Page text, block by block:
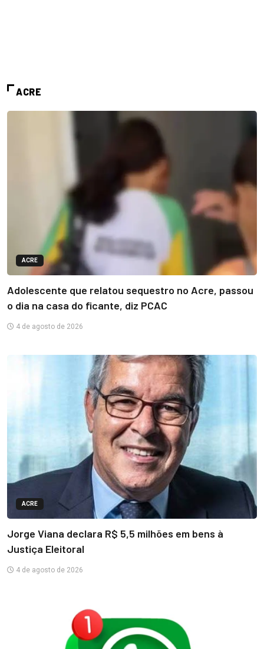
ACRE
ACRE
Adolescente que relatou sequestro no Acre, passou
o dia na casa do ficante, diz PCAC
4 de agosto de 2026
ACRE
Jorge Viana declara R$ 5,5 milhões em bens à
Justiça Eleitoral
4 de agosto de 2026